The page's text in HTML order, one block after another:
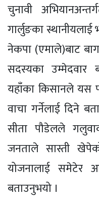
चुनावी
गार्लुङका स्थानीयलाई
नेकपा (एमाले)बाट
सदस्यका उम्मेदवार
यहाँका किसानले यस
वाचा गर्नेलाई दिने
सीता पौडेलले
जनताले सास्ती
योजनालाई समेटेर
बताउनुभयो ।